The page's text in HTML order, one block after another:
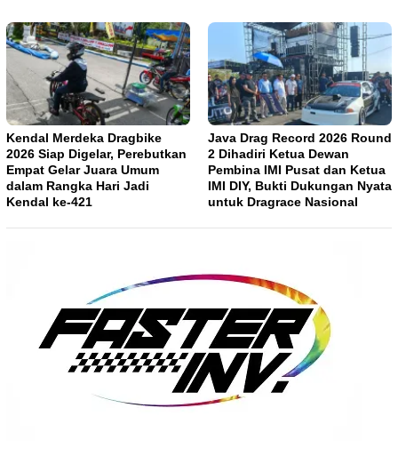
Kendal Merdeka Dragbike
2026 Siap Digelar, Perebutkan
Empat Gelar Juara Umum
dalam Rangka Hari Jadi
Kendal ke-421
Java Drag Record 2026 Round
2 Dihadiri Ketua Dewan
Pembina IMI Pusat dan Ketua
IMI DIY, Bukti Dukungan Nyata
untuk Dragrace Nasional